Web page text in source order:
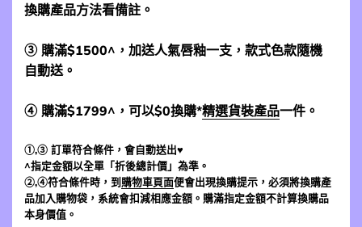
換購產品方法看備註。
③ 購滿$1500^，加送人氣唇釉一支，款式色款隨機
自動送。
④ 購滿$1799^，可以$0換購*精選貨裝產品一件。
①,③ 訂單符合條件，會自動送出♥
^指定金額以全單「折後總計價」為準。
②,④符合條件時，到 購物車頁面便會出現換購提示，必須將換購產
品加入購物袋，系統會扣減相應金額。購滿指定金額不計算換購品
本身價值。